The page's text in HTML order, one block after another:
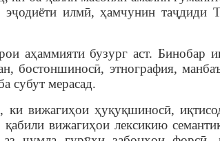
илмӣ, ҳамчунин
аҳаммияти бузург аст. Бинобар
бостоншиносӣ, этнография,
субут мерасад.
вижагиҳои ҳуқуқшиносӣ,
вижагиҳои лексикию